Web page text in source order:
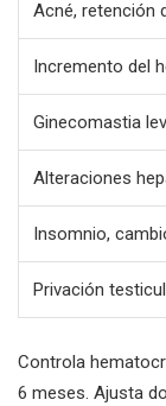
Acné, retención
Incremento del
Ginecomastia
Alteraciones
Insomnio,
Privación
Controla
6 meses. Ajusta